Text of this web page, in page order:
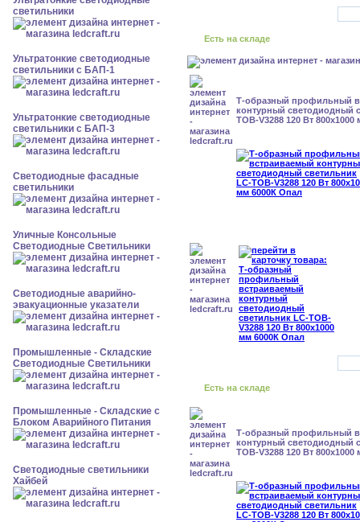
светильники
Ультратонкие светодиодные
светильники с БАП-1
Ультратонкие светодиодные
светильники с БАП-3
Светодиодные фасадные
светильники
Уличные Консольные
Светодиодные Светильники
Светодиодные аварийно-
эвакуационные указатели
Промышленные - Складские
Светодиодные Светильники
Промышленные - Складские с
Блоком Аварийного Питания
Светодиодные светильники
Хайбей
Есть на складе
Т-образный профильный
контурный светодиодный
TOB-V3288 120 Вт
Есть на складе
Т-образный профильный
контурный светодиодный
TOB-V3288 120 Вт